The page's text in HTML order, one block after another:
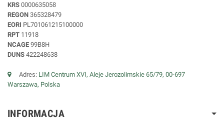
KRS 0000635058
REGON 365328479
EORI PL701061215100000
RPT 11918
NCAGE 99B8H
DUNS 422248638
Adres: LIM Centrum XVI, Aleje Jerozolimskie 65/79, 00-697
Warszawa, Polska
INFORMACJA